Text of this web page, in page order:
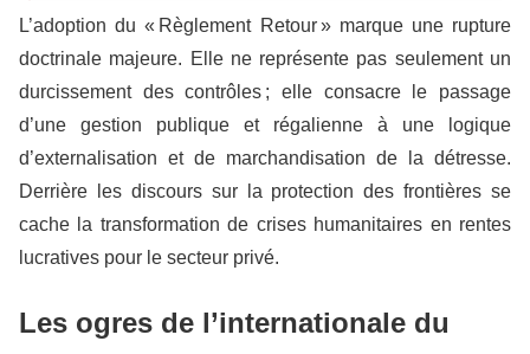
L’adoption du « Règlement Retour » marque une rupture
doctrinale majeure. Elle ne représente pas seulement un
durcissement des contrôles ; elle consacre le passage
d’une gestion publique et régalienne à une logique
d’externalisation et de marchandisation de la détresse.
Derrière les discours sur la protection des frontières se
cache la transformation de crises humanitaires en rentes
lucratives pour le secteur privé.
Les ogres de l’internationale du